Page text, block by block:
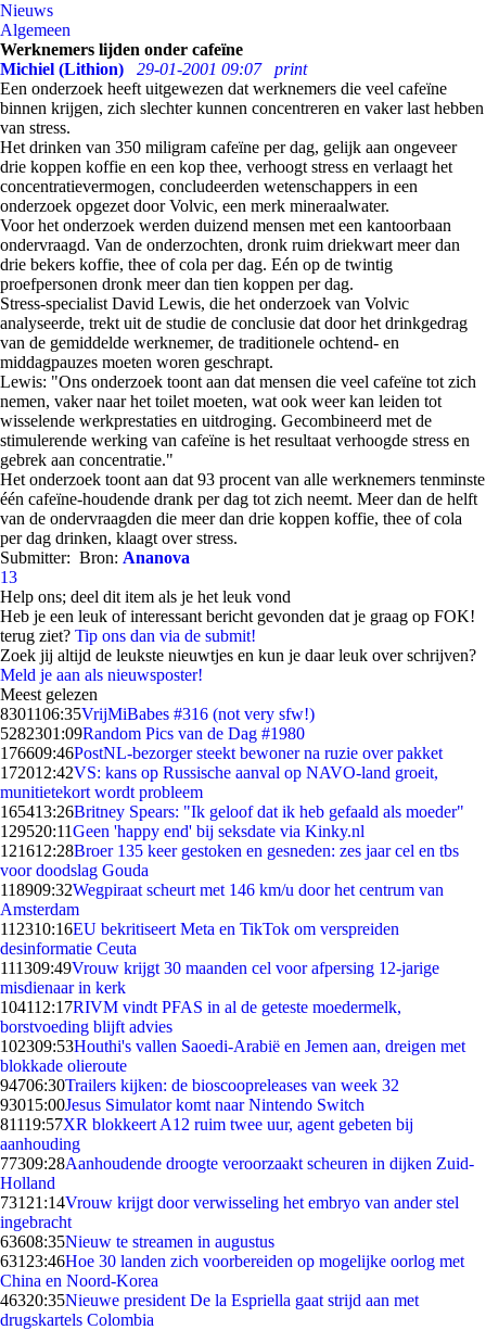
Nieuws
Algemeen
Werknemers lijden onder cafeïne
Michiel (Lithion)
29-01-2001 09:07
print
Een onderzoek heeft uitgewezen dat werknemers die veel cafeïne
binnen krijgen, zich slechter kunnen concentreren en vaker last hebben
van stress.
Het drinken van 350 miligram cafeïne per dag, gelijk aan ongeveer
drie koppen koffie en een kop thee, verhoogt stress en verlaagt het
concentratievermogen, concludeerden wetenschappers in een
onderzoek opgezet door Volvic, een merk mineraalwater.
Voor het onderzoek werden duizend mensen met een kantoorbaan
ondervraagd. Van de onderzochten, dronk ruim driekwart meer dan
drie bekers koffie, thee of cola per dag. Eén op de twintig
proefpersonen dronk meer dan tien koppen per dag.
Stress-specialist David Lewis, die het onderzoek van Volvic
analyseerde, trekt uit de studie de conclusie dat door het drinkgedrag
van de gemiddelde werknemer, de traditionele ochtend- en
middagpauzes moeten woren geschrapt.
Lewis: "Ons onderzoek toont aan dat mensen die veel cafeïne tot zich
nemen, vaker naar het toilet moeten, wat ook weer kan leiden tot
wisselende werkprestaties en uitdroging. Gecombineerd met de
stimulerende werking van cafeïne is het resultaat verhoogde stress en
gebrek aan concentratie."
Het onderzoek toont aan dat 93 procent van alle werknemers tenminste
één cafeïne-houdende drank per dag tot zich neemt. Meer dan de helft
van de ondervraagden die meer dan drie koppen koffie, thee of cola
per dag drinken, klaagt over stress.
Submitter: Bron: Ananova
13
Help ons; deel dit item als je het leuk vond
Heb je een leuk of interessant bericht gevonden dat je graag op FOK!
terug ziet? Tip ons dan via de submit!
Zoek jij altijd de leukste nieuwtjes en kun je daar leuk over schrijven?
Meld je aan als nieuwsposter!
Meest gelezen
8301106:35VrijMiBabes #316 (not very sfw!)
5282301:09Random Pics van de Dag #1980
176609:46PostNL-bezorger steekt bewoner na ruzie over pakket
172012:42VS: kans op Russische aanval op NAVO-land groeit,
munitietekort wordt probleem
165413:26Britney Spears: "Ik geloof dat ik heb gefaald als moeder"
129520:11Geen 'happy end' bij seksdate via Kinky.nl
121612:28Broer 135 keer gestoken en gesneden: zes jaar cel en tbs
voor doodslag Gouda
118909:32Wegpiraat scheurt met 146 km/u door het centrum van
Amsterdam
112310:16EU bekritiseert Meta en TikTok om verspreiden
desinformatie Ceuta
111309:49Vrouw krijgt 30 maanden cel voor afpersing 12-jarige
misdienaar in kerk
104112:17RIVM vindt PFAS in al de geteste moedermelk,
borstvoeding blijft advies
102309:53Houthi's vallen Saoedi-Arabië en Jemen aan, dreigen met
blokkade olieroute
94706:30Trailers kijken: de bioscoopreleases van week 32
93015:00Jesus Simulator komt naar Nintendo Switch
81119:57XR blokkeert A12 ruim twee uur, agent gebeten bij
aanhouding
77309:28Aanhoudende droogte veroorzaakt scheuren in dijken Zuid-
Holland
731 21:14Vrouw krijgt door verwisseling het embryo van ander stel
ingebracht
63608:35Nieuw te streamen in augustus
631 23:46Hoe 30 landen zich voorbereiden op mogelijke oorlog met
China en Noord-Korea
46320:35Nieuwe president De la Espriella gaat strijd aan met
drugskartels Colombia